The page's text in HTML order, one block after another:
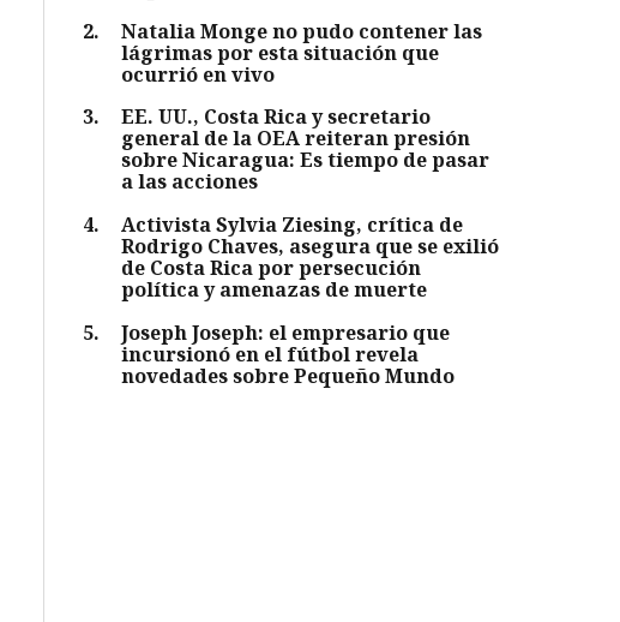
2.
Natalia Monge no pudo contener las
lágrimas por esta situación que
ocurrió en vivo
3.
EE. UU., Costa Rica y secretario
general de la OEA reiteran presión
sobre Nicaragua: Es tiempo de pasar
a las acciones
4.
Activista Sylvia Ziesing, crítica de
Rodrigo Chaves, asegura que se exilió
de Costa Rica por persecución
política y amenazas de muerte
5.
Joseph Joseph: el empresario que
incursionó en el fútbol revela
novedades sobre Pequeño Mundo